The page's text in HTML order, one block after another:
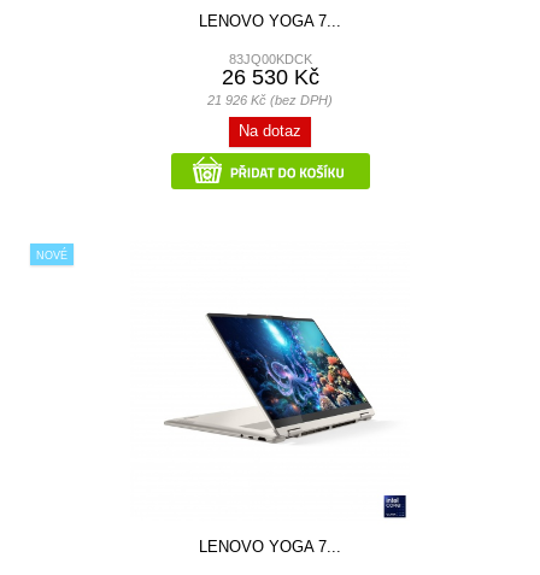
LENOVO YOGA 7...
83JQ00KDCK
26 530 Kč
21 926 Kč (bez DPH)
Na dotaz
NOVÉ
LENOVO YOGA 7...